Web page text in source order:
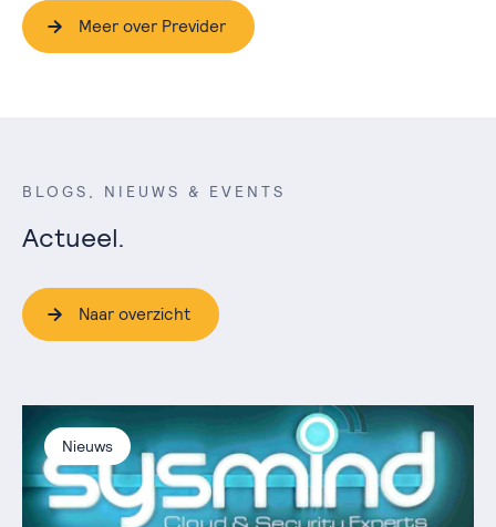
Meer over Previder
BLOGS, NIEUWS & EVENTS
Actueel.
Naar overzicht
Nieuws